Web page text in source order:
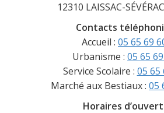
12310 LAISSAC-
Contacts
Accueil : 05 65 69
Urbanisme : 05 65
Service Scolaire : 05 65
Marché aux Bestiaux : 05
Horaires